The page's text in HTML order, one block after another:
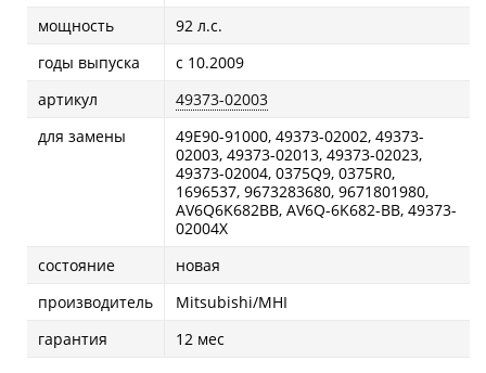
мощность
92 л.с.
годы выпуска
с 10.2009
артикул
49373-02003
для замены
49E90-91000, 49373-02002, 49373-
02003, 49373-02013, 49373-02023,
49373-02004, 0375Q9, 0375R0,
1696537, 9673283680, 9671801980,
AV6Q6K682BB, AV6Q-6K682-BB, 49373-
02004X
состояние
новая
производитель
Mitsubishi/MHI
гарантия
12 мес